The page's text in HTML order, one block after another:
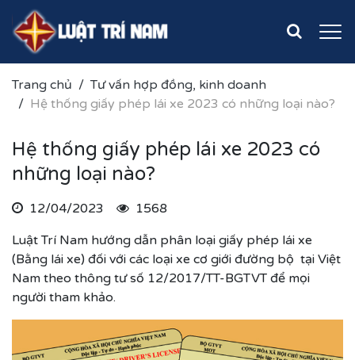
Trang chủ
Tư vấn hợp đồng, kinh doanh
Hệ thống giấy phép lái xe 2023 có những loại nào?
Hệ thống giấy phép lái xe 2023 có
những loại nào?
12/04/2023
1568
Luật Trí Nam hướng dẫn phân loại giấy phép lái xe
(Bằng lái xe) đối với các loại xe cơ giới đường bộ tại Việt
Nam theo thông tư số 12/2017/TT-BGTVT để mọi
người tham khảo.